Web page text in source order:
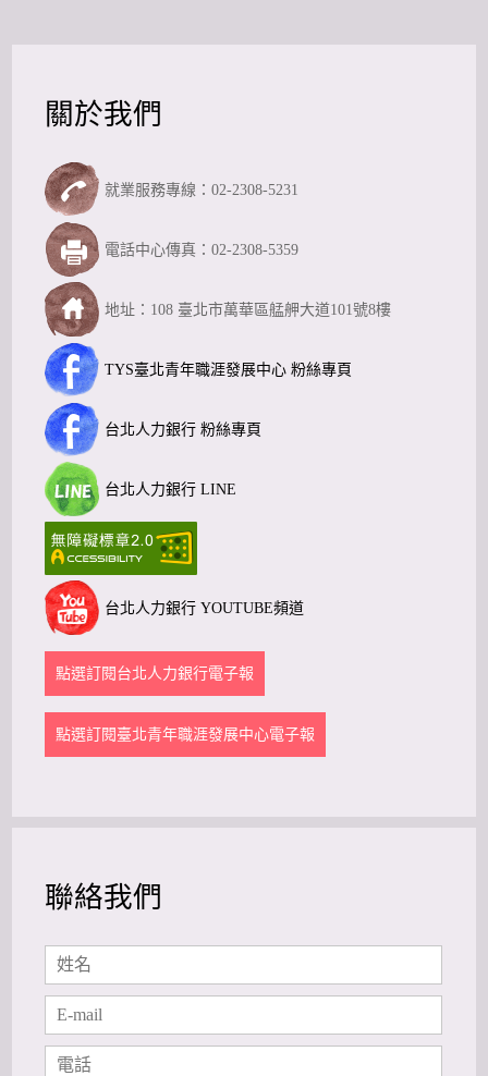
關於我們
就業服務專線：02-2308-5231
TYS臺北青年職涯發展中心 粉絲專頁
電話中心傳真：02-2308-5359
台北人力銀行 粉絲專頁
地址：108 臺北市萬華區艋舺大道101號8樓
台北人力銀行 LINE
台北人力銀行 YOUTUBE頻道
點選訂閱台北人力銀行電子報
點選訂閱臺北青年職涯發展中心電子報
聯絡我們